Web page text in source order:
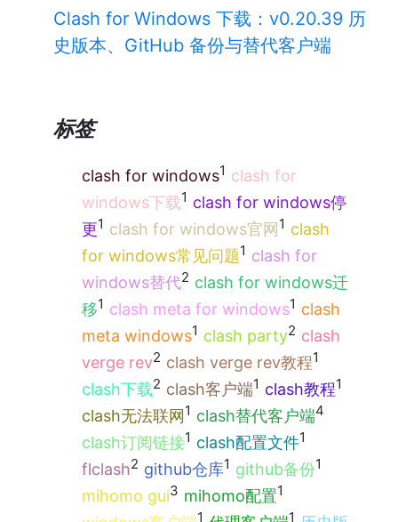
Clash for Windows 下载：v0.20.39 历
史版本、GitHub 备份与替代客户端
标签
clash for windows1 clash for
windows下载1 clash for windows停
更1 clash for windows官网 1 clash
for windows常见问题1 clash for
windows替代2 clash for windows迁
移1 clash meta for windows1 clash
meta windows1 clash party2 clash
verge rev2 clash verge rev教程1
clash下载2 clash客户端1 clash教程1
clash无法联网 1 clash替代客户端4
clash订阅链接1 clash配置文件1
flclash2 github仓库1 github备份1
mihomo gui3 mihomo配置1
1 1